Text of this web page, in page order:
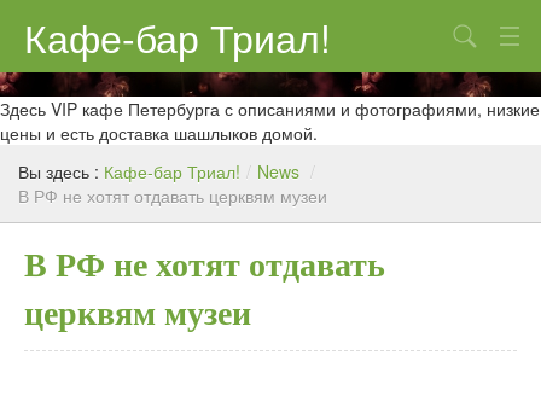
Кафе-бар Триал!
О нас
Меню
Контакты
Поиск
Здесь VIP кафе Петербурга с описаниями и фотографиями, низкие
цены и есть доставка шашлыков домой.
Вы здесь : Кафе-бар Триал! / News /
В РФ не хотят отдавать церквям музеи
В РФ не хотят отдавать
церквям музеи